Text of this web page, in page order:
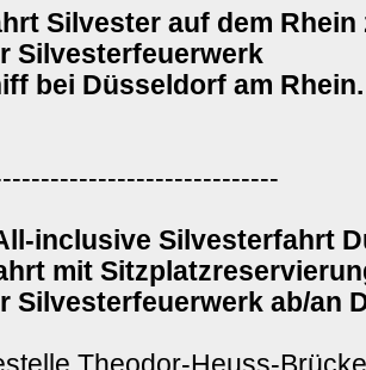
Silvester auf dem Rhein
Silvesterfeuerwerk
bei Düsseldorf am Rhein.
inclusive Silvesterfahrt
mit
Silvesterfeuerwerk ab/an